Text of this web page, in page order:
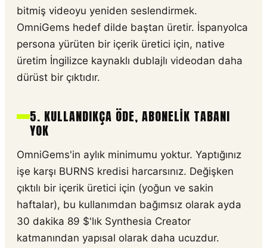
bitmiş videoyu yeniden seslendirmek.
OmniGems hedef dilde baştan üretir. İspanyolca
persona yürüten bir içerik üretici için, native
üretim İngilizce kaynaklı dublajlı videodan daha
dürüst bir çıktıdır.
5. KULLANDIKÇA ÖDE, ABONELIK TABANI
YOK
OmniGems'in aylık minimumu yoktur. Yaptığınız
işe karşı BURNS kredisi harcarsınız. Değişken
çıktılı bir içerik üretici için (yoğun ve sakin
haftalar), bu kullanımdan bağımsız olarak ayda
30 dakika 89 $'lık Synthesia Creator
katmanından yapısal olarak daha ucuzdur.